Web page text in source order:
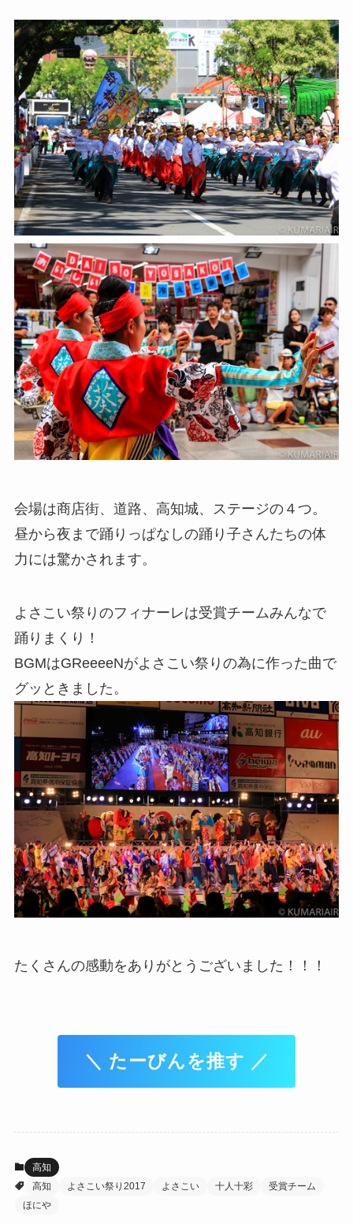
会場は商店街、道路、高知城、ステージの４つ。
昼から夜まで踊りっぱなしの踊り子さんたちの体
力には驚かされます。
よさこい祭りのフィナーレは受賞チームみんなで
踊りまくり！
BGMはGReeeeNがよさこい祭りの為に作った曲で
グッときました。
たくさんの感動をありがとうございました！！！
＼ たーびんを推す ／
高知
高知
よさこい祭り2017 よさこい 十人十彩
受賞チーム
ほにや